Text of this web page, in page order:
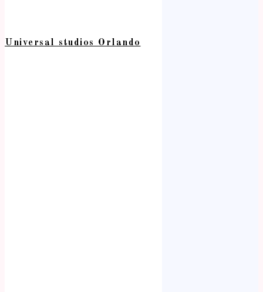
Universal studios Orlando